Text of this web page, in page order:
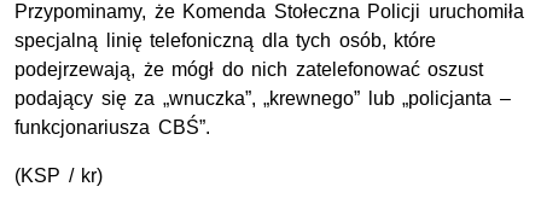
Przypominamy, że Komenda Stołeczna Policji uruchomiła
specjalną linię telefoniczną dla tych osób, które
podejrzewają, że mógł do nich zatelefonować oszust
podający się za „wnuczka”, „krewnego” lub „policjanta –
funkcjonariusza CBŚ”.
(KSP / kr)